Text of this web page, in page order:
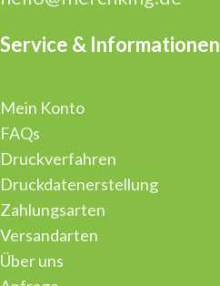
Service & Informationen
Mein Konto
FAQs
Druckverfahren
Druckdatenerstellung
Zahlungsarten
Versandarten
Über uns